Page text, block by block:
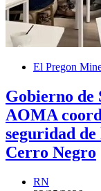
El Pregon
Gobierno
AOMA
seguridad
Cerro Negro
RN